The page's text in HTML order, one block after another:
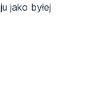
jako byłej